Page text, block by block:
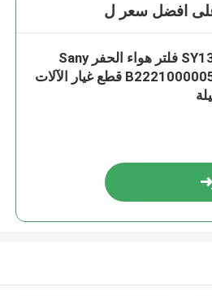
افضل سعر ل
SY135C فلتر هواء الحفر Sany
B222100000501 قطع غيار الآلات